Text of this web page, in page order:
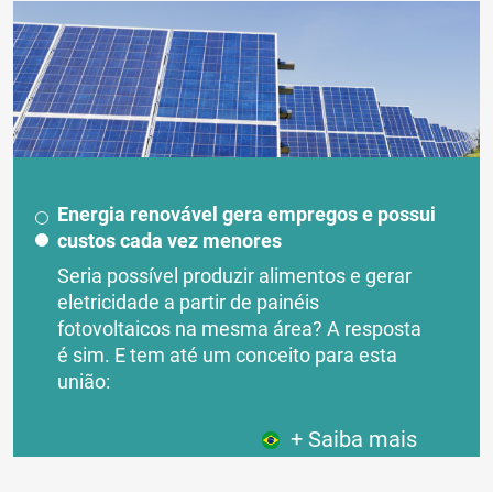
Energia renovável gera empregos e possui
custos cada vez menores
Seria possível produzir alimentos e gerar
eletricidade a partir de painéis
fotovoltaicos na mesma área? A resposta
é sim. E tem até um conceito para esta
união:
+ Saiba mais